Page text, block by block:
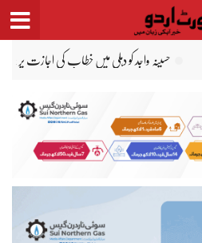
سورج کی سطح کی اب تک کی واضح ترین ویڈیو، پراسرار